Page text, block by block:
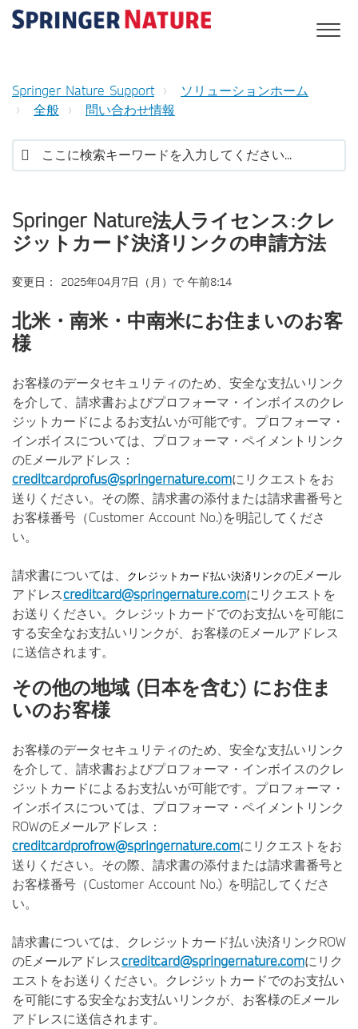
Springer Nature Support
ソリューションホーム
全般
問い合わせ情報
Springer Nature法人ライセンス:クレ
ジットカード決済リンクの申請方法
変更日： 2025年04月7日（月）で 午前8:14
北米・南米・中南米にお住まいのお客
様
お客様のデータセキュリティのため、安全な支払いリンク
を介して、請求書およびプロフォーマ・インボイスのクレ
ジットカードによるお支払いが可能です。プロフォーマ・
インボイスについては、プロフォーマ・ペイメントリンク
のEメールアドレス：
creditcardprofus@springernature.comにリクエストをお
送りください。その際、請求書の添付または請求書番号と
お客様番号（Customer Account No.)を明記してくださ
い。
請求書については、 クレジットカード払い決済リンクのEメール
アドレスcreditcard@springernature.comにリクエストを
お送りください。クレジットカードでのお支払いを可能に
する安全なお支払いリンクが、お客様のEメールアドレス
に送信されます。
その他の地域 (日本を含む) にお住ま
いのお客様
お客様のデータセキュリティのため、安全な支払いリンク
を介して、請求書およびプロフォーマ・インボイスのクレ
ジットカードによるお支払いが可能です。プロフォーマ・
インボイスについては、プロフォーマ・ペイメントリンク
ROWのEメールアドレス：
creditcardprofrow@springernature.comにリクエストをお
送りください。その際、請求書の添付または請求書番号と
お客様番号（Customer Account No.) を明記してくださ
い。
請求書については、クレジットカード払い決済リンクROW
のEメールアドレスcreditcard@springernature.comにリク
エストをお送りください。クレジットカードでのお支払い
を可能にする安全なお支払いリンクが、お客様のEメール
アドレスに送信されます。